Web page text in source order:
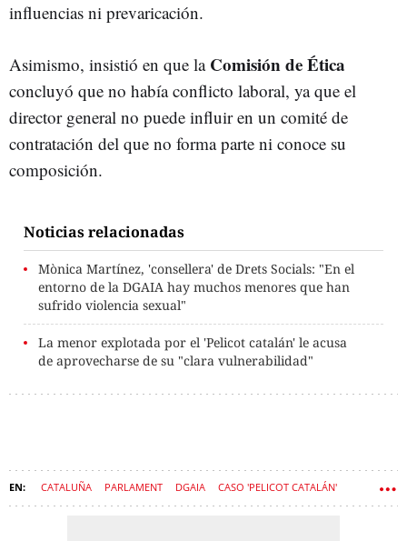
influencias ni prevaricación.
Asimismo, insistió en que la Comisión de Ética
concluyó que no había conflicto laboral, ya que el
director general no puede influir en un comité de
contratación del que no forma parte ni conoce su
composición.
Noticias relacionadas
Mònica Martínez, 'consellera' de Drets Socials: "En el
entorno de la DGAIA hay muchos menores que han
sufrido violencia sexual"
La menor explotada por el 'Pelicot catalán' le acusa
de aprovecharse de su "clara vulnerabilidad"
CATALUÑA PARLAMENT DGAIA CASO 'PELICOT CATALÁN'